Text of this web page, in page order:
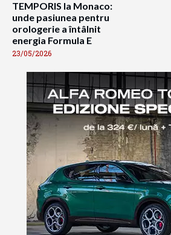
TEMPORIS la Monaco:
unde pasiunea pentru
orologerie a întâlnit
energia Formula E
23/05/2026